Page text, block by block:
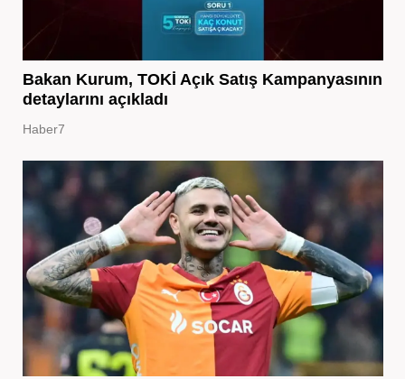
Bakan Kurum, TOKİ Açık Satış Kampanyasının
detaylarını açıkladı
Haber7